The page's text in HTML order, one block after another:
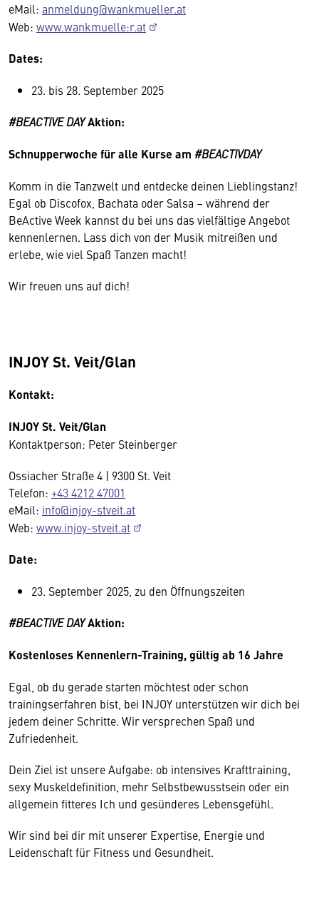
eMail: anmeldung@wankmueller.at
Web: www.wankmuelle:r.at
Dates:
23. bis 28. September 2025
#BEACTIVE DAYAktion:
Schnupperwoche für alle Kurse am #BEACTIVDAY
Komm in die Tanzwelt und entdecke deinen Lieblingstanz!
Egal ob Discofox, Bachata oder Salsa – während der
BeActive Week kannst du bei uns das vielfältige Angebot
kennenlernen. Lass dich von der Musik mitreißen und
erlebe, wie viel Spaß Tanzen macht!
Wir freuen uns auf dich!
INJOY St. Veit/Glan
Kontakt:
INJOY St. Veit/Glan
Kontaktperson: Peter Steinberger
Ossiacher Straße 4 | 9300 St. Veit
Telefon: +43 4212 47001
eMail: info@injoy-stveit.at
Web: www.injoy-stveit.at
Date:
23. September 2025, zu den Öffnungszeiten
#BEACTIVE DAYAktion:
Kostenloses Kennenlern-Training, gültig ab 16 Jahre
Egal, ob du gerade starten möchtest oder schon
trainingserfahren bist, bei INJOY unterstützen wir dich bei
jedem deiner Schritte. Wir versprechen Spaß und
Zufriedenheit.
Dein Ziel ist unsere Aufgabe: ob intensives Krafttraining,
sexy Muskeldefinition, mehr Selbstbewusstsein oder ein
allgemein fitteres Ich und gesünderes Lebensgefühl.
Wir sind bei dir mit unserer Expertise, Energie und
Leidenschaft für Fitness und Gesundheit.